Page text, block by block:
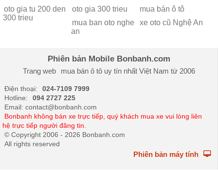
oto gia tu 200 den
300 trieu
oto gia 300 trieu
mua bán ô tô
mua ban oto nghe
an
xe oto cũ Nghệ An
Phiên bản Mobile Bonbanh.com
Trang web mua bán ô tôuy tín nhất Việt Nam từ 2006
Điện thoại:
024-7109 7999
Hotline:
094 2727 225
Email: contact@bonbanh.com
Bonbanh không bán xe trực tiếp, quý khách mua xe vui lòng liên
hệ trực tiếp người đăng tin.
© Copyright 2006 - 2026 Bonbanh.com
All rights reserved
Phiên bản máy tính